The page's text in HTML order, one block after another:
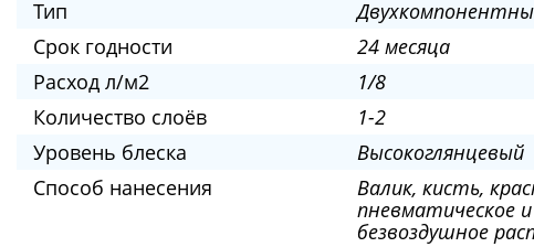
Тип
Срок годности
24 месяца
Расход л/м2
1/8
Количество слоёв
1-2
Уровень блеска
Высокоглянцевый
Способ нанесения
Валик, кисть,
пневматическое и
безвоздушное